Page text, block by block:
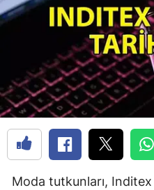
Moda tutkunları, Inditex